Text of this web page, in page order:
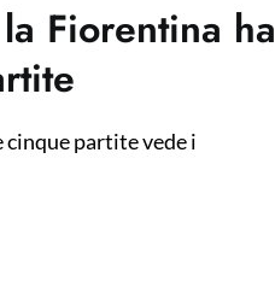
Fiorentina ha
cinque partite vede i